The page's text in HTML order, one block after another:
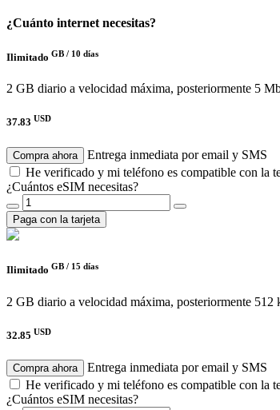
¿Cuánto internet necesitas?
Ilimitado GB / 10 días
2 GB diario a velocidad máxima, posteriormente 5
37.83 USD
Compra ahora
Entrega inmediata por email y SMS
He verificado y mi teléfono es compatible con la
¿Cuántos eSIM necesitas?
Paga con la tarjeta
Ilimitado GB / 15 días
2 GB diario a velocidad máxima, posteriormente 512
32.85 USD
Compra ahora
Entrega inmediata por email y SMS
He verificado y mi teléfono es compatible con la
¿Cuántos eSIM necesitas?